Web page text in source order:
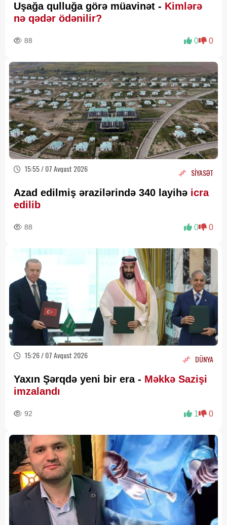
Uşağa qulluğa görə müavinət - Kimlərə
nə qədər ödənilir?
88 0 0
15:55 / 07 Avqust 2026 SİYASƏT
Azad edilmiş ərazilərində 340 layihə icra
edilib
88 0 0
15:26 / 07 Avqust 2026 DÜNYA
Yaxın Şərqdə yeni bir era - Məkkə Sazişi
imzalandı
92 1 0